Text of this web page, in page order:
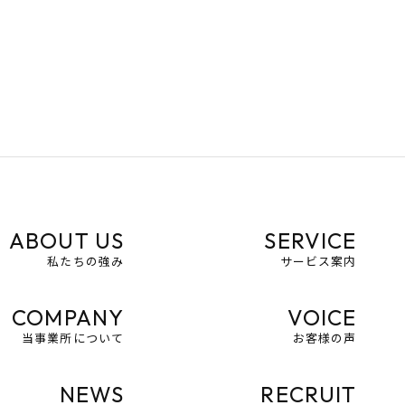
ABOUT US
私たちの強み
SERVICE
サービス案内
COMPANY
当事業所について
VOICE
お客様の声
NEWS RECRUIT